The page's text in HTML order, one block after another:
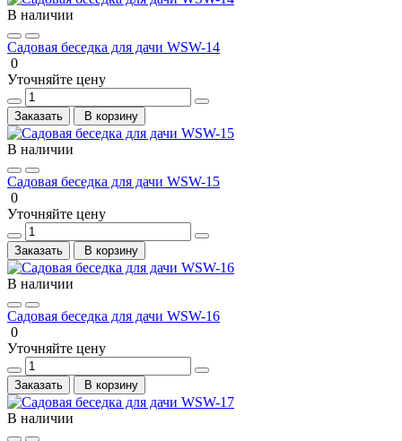
В наличии
Садовая беседка для дачи WSW-14
0
Уточняйте цену
Заказать В корзину
В наличии
Садовая беседка для дачи WSW-15
0
Уточняйте цену
Заказать В корзину
В наличии
Садовая беседка для дачи WSW-16
0
Уточняйте цену
Заказать В корзину
В наличии